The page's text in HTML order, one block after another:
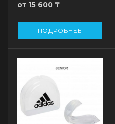
от 15 600 ₸
ПОДРОБНЕЕ